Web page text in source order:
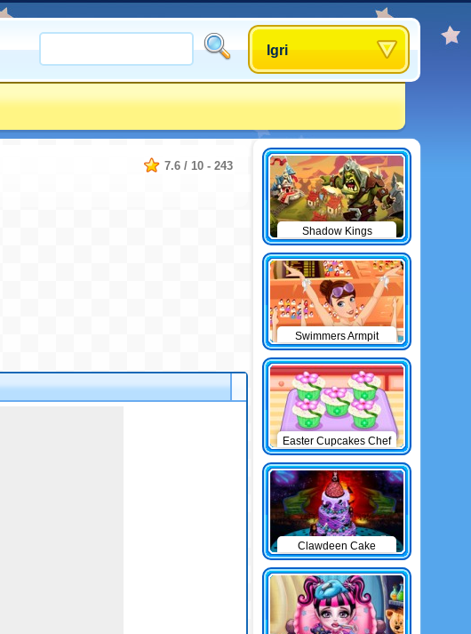
Igri
7.6 / 10 - 243
Shadow Kings
Swimmers Armpit
Easter Cupcakes Chef
Clawdeen Cake